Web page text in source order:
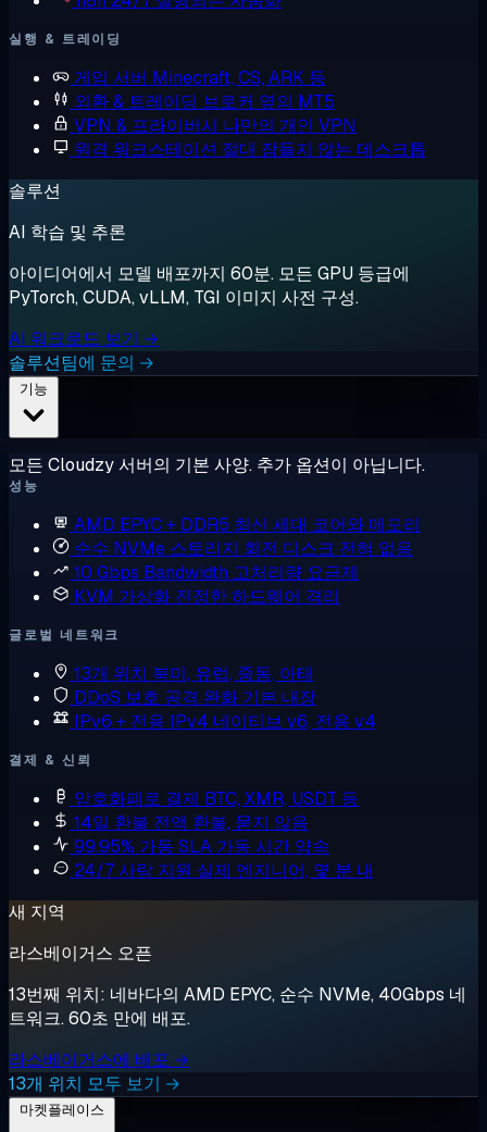
실행 & 트레이딩
게임 서버 Minecraft, CS, ARK 등
외환 & 트레이딩 브로커 옆의 MT5
VPN & 프라이버시 나만의 개인 VPN
원격 워크스테이션 절대 잠들지 않는 데스크톱
솔루션
AI 학습 및 추론
아이디어에서 모델 배포까지 60분. 모든 GPU 등급에
PyTorch, CUDA, vLLM, TGI 이미지 사전 구성.
AI 워크로드 보기 →
솔루션팀에 문의 →
모든 Cloudzy 서버의 기본 사양. 추가 옵션이 아닙니다.
성능
AMD EPYC + DDR5 최신 세대 코어와 메모리
순수 NVMe 스토리지 회전 디스크 전혀 없음
10 Gbps Bandwidth 고처리량 요금제
KVM 가상화 진정한 하드웨어 격리
글로벌 네트워크
13개 위치 북미, 유럽, 중동, 아태
DDoS 보호 공격 완화 기본 내장
IPv6 + 전용 IPv4 네이티브 v6, 전용 v4
결제 & 신뢰
암호화폐로 결제 BTC, XMR, USDT 등
14일 환불 전액 환불, 묻지 않음
99.95% 가동 SLA 가동 시간 약속
24/7 사람 지원 실제 엔지니어, 몇 분 내
새 지역
라스베이거스 오픈
13번째 위치: 네바다의 AMD EPYC, 순수 NVMe, 40Gbps 네
트워크. 60초 만에 배포.
라스베이거스에 배포 →
13개 위치 모두 보기 →